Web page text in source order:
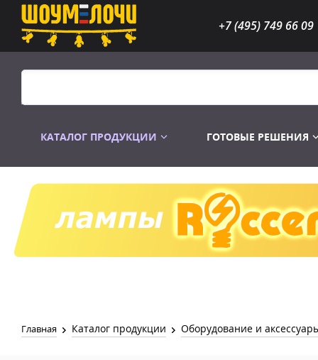
+7 (495) 749 66 09
КАТАЛОГ ПРОДУКЦИИ
Распродажа Лампы
ГОТОВЫЕ РЕШЕНИЯ
Главная Каталог продукции Оборудование и